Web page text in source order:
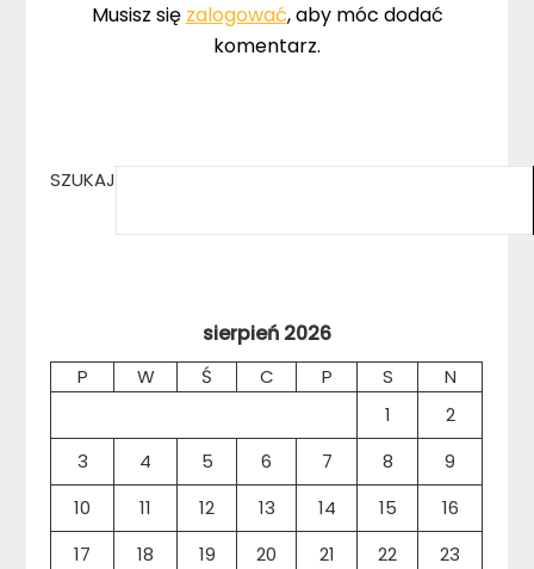
Musisz się zalogować, aby móc dodać
komentarz.
SZUKAJ
sierpień 2026
P W Ś C P S
N
1
2
3
4 5 6 7 8
9
10
11 12 13 14 15
16
17
18 19 20 21 22
23